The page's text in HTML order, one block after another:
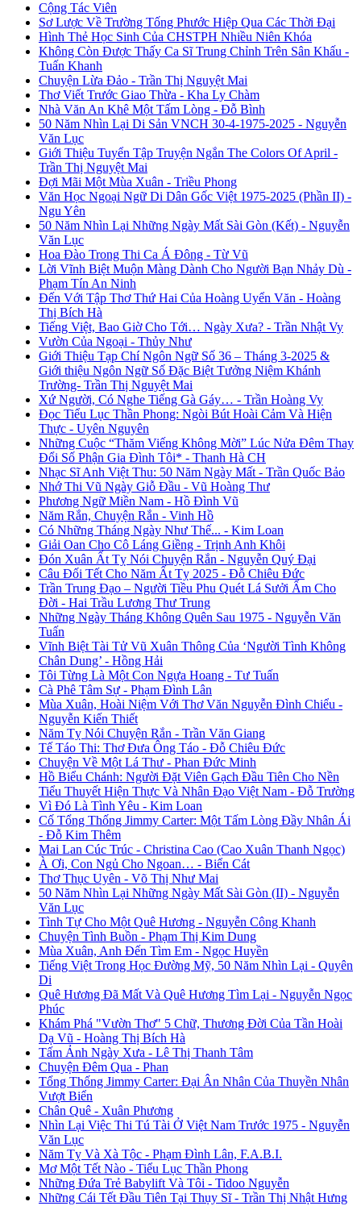
Cộng Tác Viên
Sơ Lược Về Trường Tống Phước Hiệp Qua Các Thời Đại
Hình Thẻ Học Sinh Của CHSTPH Nhiều Niên Khóa
Không Còn Được Thấy Ca Sĩ Trung Chỉnh Trên Sân Khấu -
Tuấn Khanh
Chuyện Lừa Đảo - Trần Thị Nguyệt Mai
Thơ Viết Trước Giao Thừa - Kha Ly Chàm
Nhà Văn An Khê Một Tấm Lòng - Đỗ Bình
50 Năm Nhìn Lại Di Sản VNCH 30-4-1975-2025 - Nguyễn
Văn Lục
Giới Thiệu Tuyển Tập Truyện Ngắn The Colors Of April -
Trần Thị Nguyệt Mai
Đợi Mãi Một Mùa Xuân - Triều Phong
Văn Học Ngoại Ngữ Di Dân Gốc Việt 1975-2025 (Phần II) -
Ngu Yên
50 Năm Nhìn Lại Những Ngày Mất Sài Gòn (Kết) - Nguyễn
Văn Lục
Hoa Đào Trong Thi Ca Á Đông - Từ Vũ
Lời Vĩnh Biệt Muộn Màng Dành Cho Người Bạn Nhảy Dù -
Phạm Tín An Ninh
Đến Với Tập Thơ Thứ Hai Của Hoàng Uyển Văn - Hoàng
Thị Bích Hà
Tiếng Việt, Bao Giờ Cho Tới… Ngày Xưa? - Trần Nhật Vy
Vườn Của Ngoại - Thủy Như
Giới Thiệu Tạp Chí Ngôn Ngữ Số 36 – Tháng 3-2025 &
Giới thiệu Ngôn Ngữ Số Đặc Biệt Tưởng Niệm Khánh
Trường- Trần Thị Nguyệt Mai
Xứ Người, Có Nghe Tiếng Gà Gáy… - Trần Hoàng Vy
Đọc Tiểu Lục Thần Phong: Ngòi Bút Hoài Cảm Và Hiện
Thực - Uyên Nguyên
Những Cuộc “Thăm Viếng Không Mời” Lúc Nửa Đêm Thay
Đổi Số Phận Gia Đình Tôi* - Thanh Hà CH
Nhạc Sĩ Anh Việt Thu: 50 Năm Ngày Mất - Trần Quốc Bảo
Nhớ Thi Vũ Ngày Giỗ Đầu - Vũ Hoàng Thư
Phương Ngữ Miền Nam - Hồ Đình Vũ
Năm Rắn, Chuyện Rắn - Vinh Hồ
Có Những Tháng Ngày Như Thế... - Kim Loan
Giải Oan Cho Cô Láng Giềng - Trịnh Anh Khôi
Đón Xuân Ất Tỵ Nói Chuyện Rắn - Nguyễn Quý Đại
Câu Đối Tết Cho Năm Ất Tỵ 2025 - Đỗ Chiêu Đức
Trần Trung Đạo – Người Tiều Phu Quét Lá Sưởi Ấm Cho
Đời - Hai Trầu Lương Thư Trung
Những Ngày Tháng Không Quên Sau 1975 - Nguyễn Văn
Tuấn
Vĩnh Biệt Tài Tử Vũ Xuân Thông Của ‘Người Tình Không
Chân Dung’ - Hồng Hải
Tôi Từng Là Một Con Ngựa Hoang - Tư Tuấn
Cà Phê Tâm Sự - Phạm Đình Lân
Mùa Xuân, Hoài Niệm Với Thơ Văn Nguyễn Đình Chiểu -
Nguyễn Kiến Thiết
Năm Tỵ Nói Chuyện Rắn - Trần Văn Giang
Tế Táo Thi: Thơ Đưa Ông Táo - Đỗ Chiêu Đức
Chuyện Về Một Lá Thư - Phan Đức Minh
Hồ Biểu Chánh: Người Đặt Viên Gạch Đầu Tiên Cho Nền
Tiểu Thuyết Hiện Thực Và Nhân Đạo Việt Nam - Đỗ Trường
Vì Đó Là Tình Yêu - Kim Loan
Cố Tổng Thống Jimmy Carter: Một Tấm Lòng Đầy Nhân Ái
- Đỗ Kim Thêm
Mai Lan Cúc Trúc - Christina Cao (Cao Xuân Thanh Ngọc)
À Ơi, Con Ngủ Cho Ngoan… - Biển Cát
Thơ Thục Uyên - Võ Thị Như Mai
50 Năm Nhìn Lại Những Ngày Mất Sài Gòn (II) - Nguyễn
Văn Lục
Tình Tự Cho Một Quê Hương - Nguyễn Công Khanh
Chuyện Tình Buồn - Phạm Thị Kim Dung
Mùa Xuân, Anh Đến Tìm Em - Ngọc Huyền
Tiếng Việt Trong Học Đường Mỹ, 50 Năm Nhìn Lại - Quyên
Di
Quê Hương Đã Mất Và Quê Hương Tìm Lại - Nguyễn Ngọc
Phúc
Khám Phá "Vườn Thơ" 5 Chữ, Thương Đời Của Tần Hoài
Dạ Vũ - Hoàng Thị Bích Hà
Tấm Ảnh Ngày Xưa - Lê Thị Thanh Tâm
Chuyện Đêm Qua - Phan
Tổng Thống Jimmy Carter: Đại Ân Nhân Của Thuyền Nhân
Vượt Biển
Chân Quê - Xuân Phương
Nhìn Lại Việc Thi Tú Tài Ở Việt Nam Trước 1975 - Nguyễn
Văn Lục
Năm Tỵ Và Xà Tộc - Phạm Đình Lân, F.A.B.I.
Mơ Một Tết Nào - Tiểu Lục Thần Phong
Những Đứa Trẻ Babylift Và Tôi - Tidoo Nguyễn
Những Cái Tết Đầu Tiên Tại Thụy Sĩ - Trần Thị Nhật Hưng